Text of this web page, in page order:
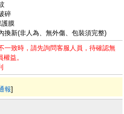
碎
護膜
換新(非人為、無外傷、包裝須完整)
一致時，請先詢問客服人員，待確認無
益。
報]